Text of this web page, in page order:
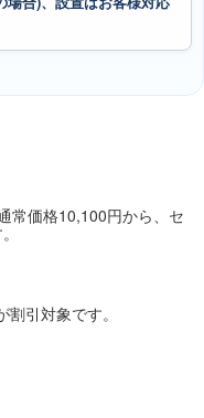
常価格10,100円から、セ
引対象です。